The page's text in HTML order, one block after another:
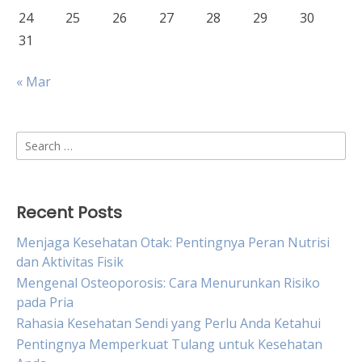
24
25 26 27 28 29
30
31
« Mar
Search
for:
Recent Posts
Menjaga Kesehatan Otak: Pentingnya Peran Nutrisi
dan Aktivitas Fisik
Mengenal Osteoporosis: Cara Menurunkan Risiko
pada Pria
Rahasia Kesehatan Sendi yang Perlu Anda Ketahui
Pentingnya Memperkuat Tulang untuk Kesehatan